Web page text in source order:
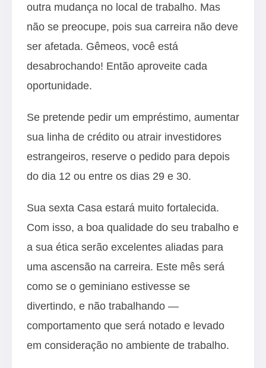
outra mudança no local de trabalho. Mas
não se preocupe, pois sua carreira não deve
ser afetada. Gêmeos, você está
desabrochando! Então aproveite cada
oportunidade.
Se pretende pedir um empréstimo, aumentar
sua linha de crédito ou atrair investidores
estrangeiros, reserve o pedido para depois
do dia 12 ou entre os dias 29 e 30.
Sua sexta Casa estará muito fortalecida.
Com isso, a boa qualidade do seu trabalho e
a sua ética serão excelentes aliadas para
uma ascensão na carreira. Este mês será
como se o geminiano estivesse se
divertindo, e não trabalhando —
comportamento que será notado e levado
em consideração no ambiente de trabalho.